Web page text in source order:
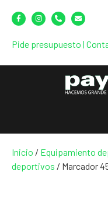
Pide presupuesto |
Inicio / Equipamiento
deportivos / Marcador